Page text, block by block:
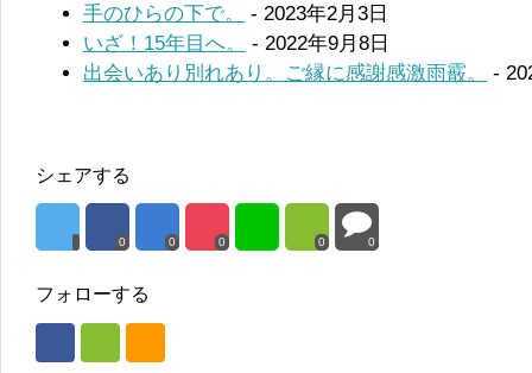
手のひらの下で。
- 2023年2月3日
いざ！15年目へ。
- 2022年9月8日
出会いあり別れあり。ご縁に感謝感激雨霰。
-
シェアする
0 0 0 0 0
フォローする